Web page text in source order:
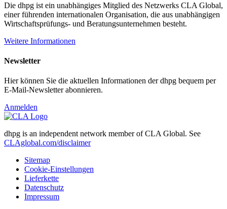
Die dhpg ist ein unabhängiges Mitglied des Netzwerks CLA Global,
einer führenden internationalen Organisation, die aus unabhängigen
Wirtschaftsprüfungs- und Beratungsunternehmen besteht.
Weitere Informationen
Newsletter
Hier können Sie die aktuellen Informationen der dhpg bequem per
E-Mail-Newsletter abonnieren.
Anmelden
dhpg is an independent network member of CLA Global. See
CLAglobal.com/disclaimer
Sitemap
Cookie-Einstellungen
Lieferkette
Datenschutz
Impressum